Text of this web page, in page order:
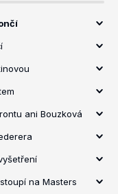
ani Bouzková
na Masters